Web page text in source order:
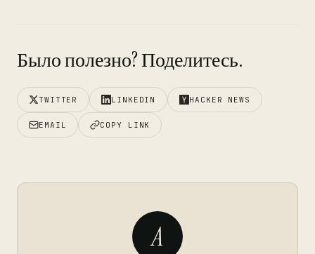
Было полезно? Поделитесь.
TWITTER LINKEDIN HACKER NEWS
EMAIL COPY LINK
A